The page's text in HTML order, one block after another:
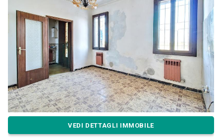
VEDI DETTAGLI IMMOBILE